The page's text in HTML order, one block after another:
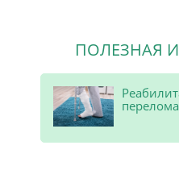
ПОЛЕЗНАЯ
перелома